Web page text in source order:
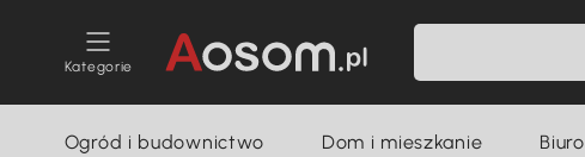
Kategorie
Ogród i budownictwo Dom i mieszkanie Biuro